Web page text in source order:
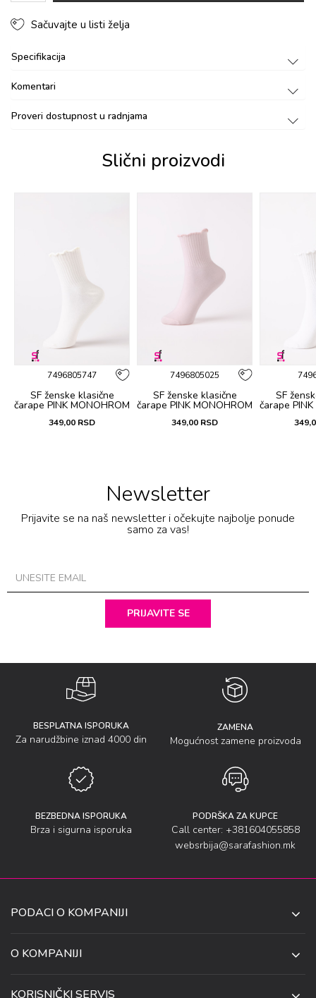
Sačuvajte u listi želja
Specifikacija
Komentari
Proveri dostupnost u radnjama
Slični proizvodi
7496805747
SF ženske klasične
čarape PINK MONOHROM
349,00 RSD
7496805025
SF ženske klasične
čarape PINK MONOHROM
349,00 RSD
SF
čarape
Newsletter
Prijavite se na naš newsletter i očekujte najbolje ponude
samo za vas!
PRIJAVITE SE
BESPLATNA ISPORUKA
Za narudžbine iznad 4000 din
ZAMENA
Mogućnost zamene proizvoda
BEZBEDNA ISPORUKA
Brza i sigurna isporuka
PODRŠKA ZA KUPCE
Call center: +381604055858
websrbija@sarafashion.mk
PODACI O KOMPANIJI
UL. ANETE ANDREJEVIĆ 13
O KOMPANIJI
KORISNIČKI SERVIS